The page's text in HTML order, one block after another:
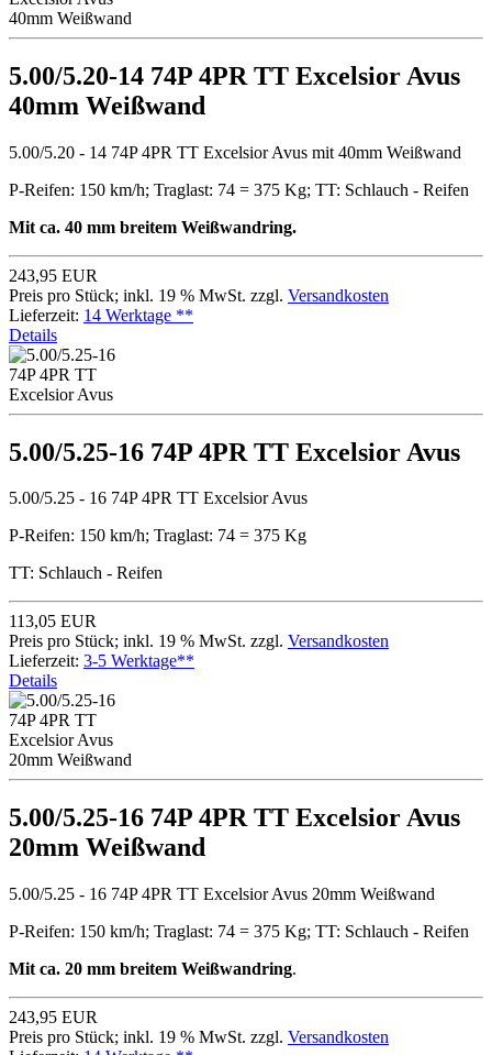
5.00/5.20-14 74P 4PR TT Excelsior Avus
40mm Weißwand
5.00/5.20 - 14 74P 4PR TT Excelsior Avus mit 40mm Weißwand
P-Reifen: 150 km/h; Traglast: 74 = 375 Kg; TT: Schlauch - Reifen
Mit ca. 40 mm breitem Weißwandring.
243,95 EUR
Preis pro Stück; inkl. 19 % MwSt. zzgl. Versandkosten
Lieferzeit: 14 Werktage **
Details
5.00/5.25-16 74P 4PR TT Excelsior Avus
5.00/5.25 - 16 74P 4PR TT Excelsior Avus
P-Reifen: 150 km/h; Traglast: 74 = 375 Kg
TT: Schlauch - Reifen
113,05 EUR
Preis pro Stück; inkl. 19 % MwSt. zzgl. Versandkosten
Lieferzeit: 3-5 Werktage**
Details
5.00/5.25-16 74P 4PR TT Excelsior Avus
20mm Weißwand
5.00/5.25 - 16 74P 4PR TT Excelsior Avus 20mm Weißwand
P-Reifen: 150 km/h; Traglast: 74 = 375 Kg; TT: Schlauch - Reifen
Mit ca. 20 mm breitem Weißwandring.
243,95 EUR
Preis pro Stück; inkl. 19 % MwSt. zzgl. Versandkosten